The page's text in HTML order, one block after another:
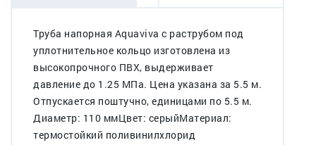
Труба напорная Aquaviva с раструбом под
уплотнительное кольцо изготовлена из
высокопрочного ПВХ, выдерживает
давление до 1.25 МПа. Цена указана за 5.5 м.
Отпускается поштучно, единицами по 5.5 м.
Диаметр: 110 ммЦвет: серыйМатериал:
термостойкий поливинилхлорид